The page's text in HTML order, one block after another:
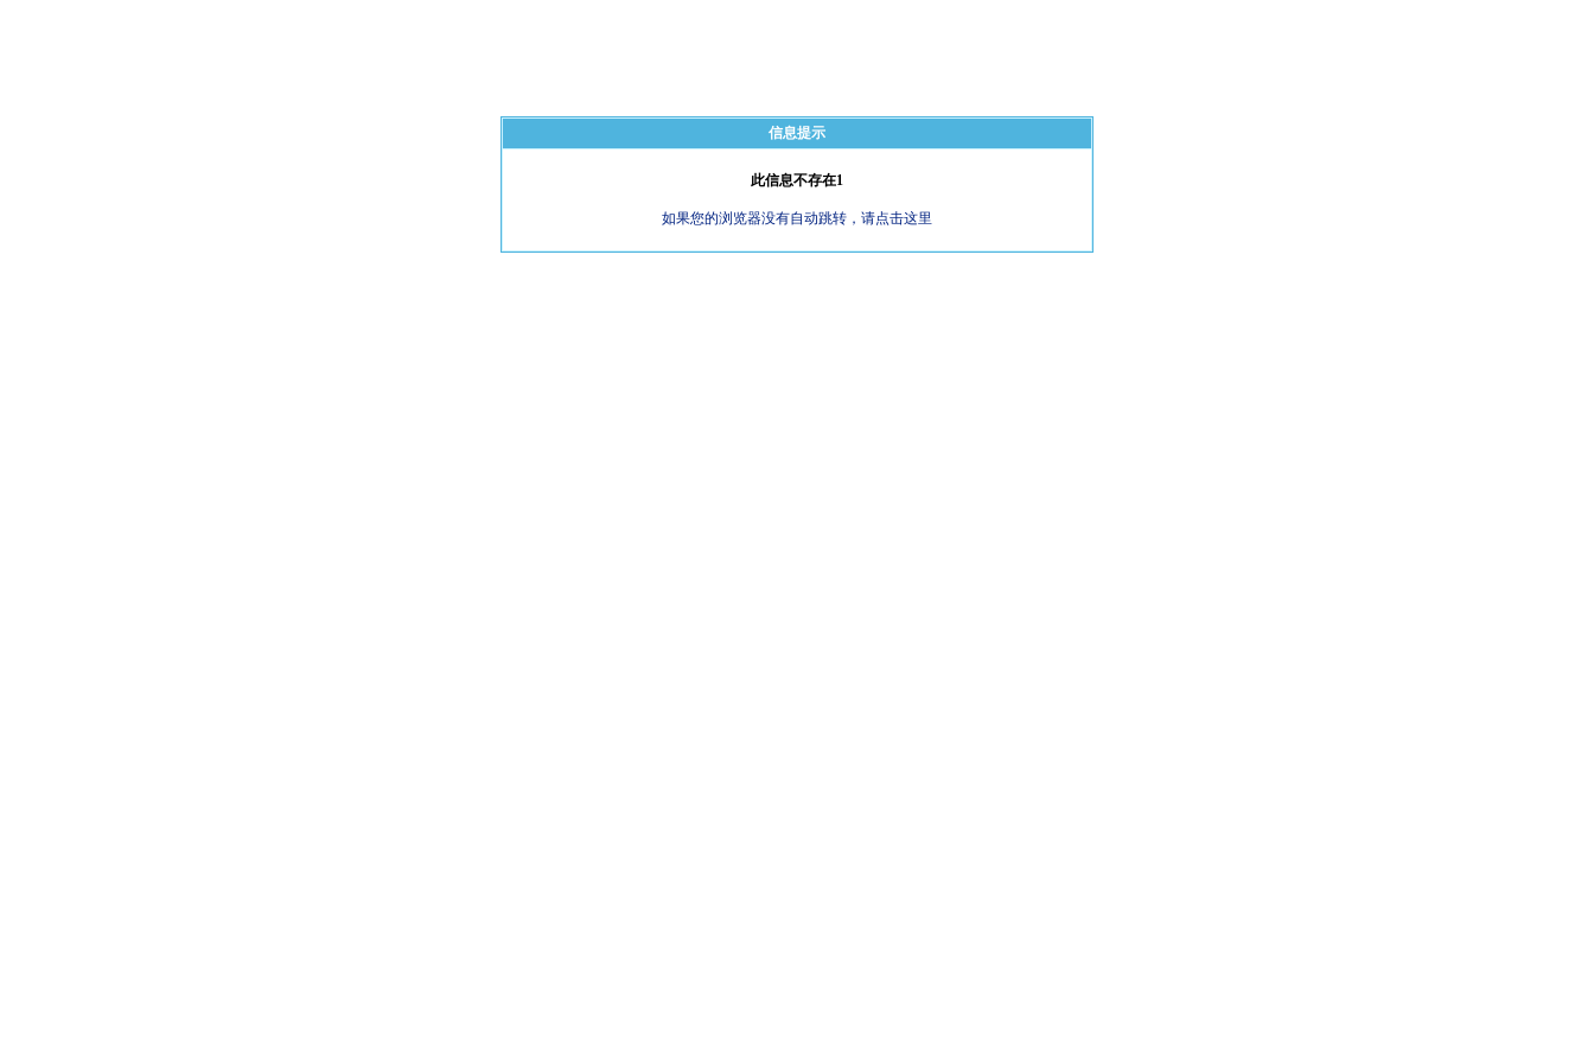
信息提示
此信息不存在1
如果您的浏览器没有自动跳转，请点击这里